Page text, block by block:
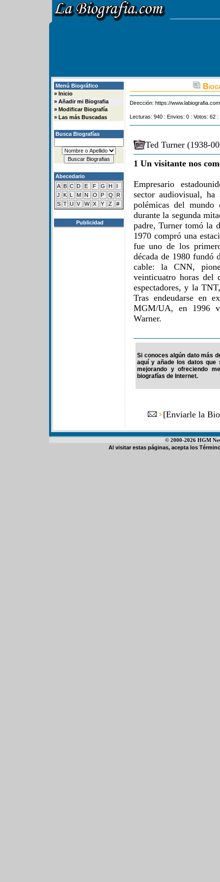
Menú Biográfico
» Inicio
» Añadir mi Biografia
» Modificar Biografía
» Las más Buscadas
Busca Biografías
Abecedario
A B C D E F G H
I
J
K L M N O P Q
R
S T U V W X Y Z #
Publicidad
Dirección: https://
Lecturas: 940 : Envios: 0 : Votos: 62
Ted Turner (1938-
1 Un visitante nos
Empresario
sector audiovisual, ha
polémicas del mundo
durante la segunda
padre, Turner tomó la
1970 compró una
fue uno de los
década de 1980 fundó
cable: la CNN,
veinticuatro horas
espectadores, y la
Tras endeudarse en
MGM/UA, en 1996
Warner.
Si conoces algún dato más
aquí y añade los datos que
mejorando y ofreciendo
biografías de Internet.
[Enviarle la
© 2000-2026 HGM
Al visitar estas páginas, acepta los